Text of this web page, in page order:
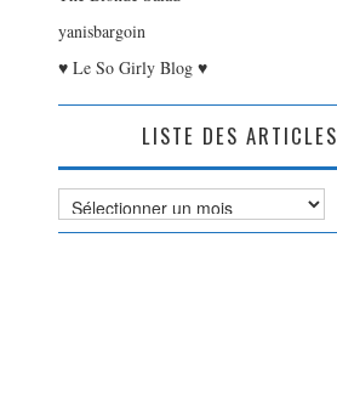
yanisbargoin
♥ Le So Girly Blog ♥
LISTE DES ARTICLES
Liste
des